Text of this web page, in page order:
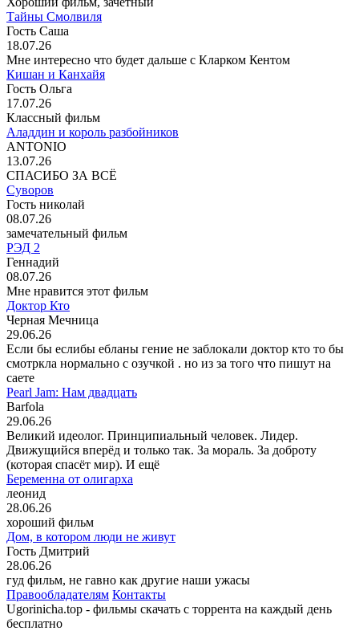
Тайны Смолвиля
Гость Саша
18.07.26
Мне интересно что будет дальше с Кларком Кентом
Кишан и Канхайя
Гость Ольга
17.07.26
Классный фильм
Аладдин и король разбойников
ANTONIO
13.07.26
СПАСИБО ЗА ВСЁ
Суворов
Гость николай
08.07.26
замечательный фильм
РЭД 2
Геннадий
08.07.26
Мне нравится этот фильм
Доктор Кто
Черная Мечница
29.06.26
Если бы еслибы ебланы гение не заблокали доктор кто то бы
смотркла нормально с озучкой . но из за того что пишут на
саете
Pearl Jam: Нам двадцать
Barfola
29.06.26
Великий идеолог. Принципиальный человек. Лидер.
Движущийся вперёд и только так. За мораль. За доброту
(которая спасёт мир). И ещё
Беременна от олигарха
леонид
28.06.26
хороший фильм
Дом, в котором люди не живут
Гость Дмитрий
28.06.26
гуд фильм, не гавно как другие наши ужасы
Правообладателям Контакты
Ugorinicha.top - фильмы скачать с торрента на каждый день
бесплатно